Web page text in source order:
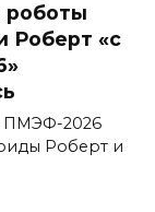
роботы
Роберт «с
ПМЭФ-2026
Роберт и